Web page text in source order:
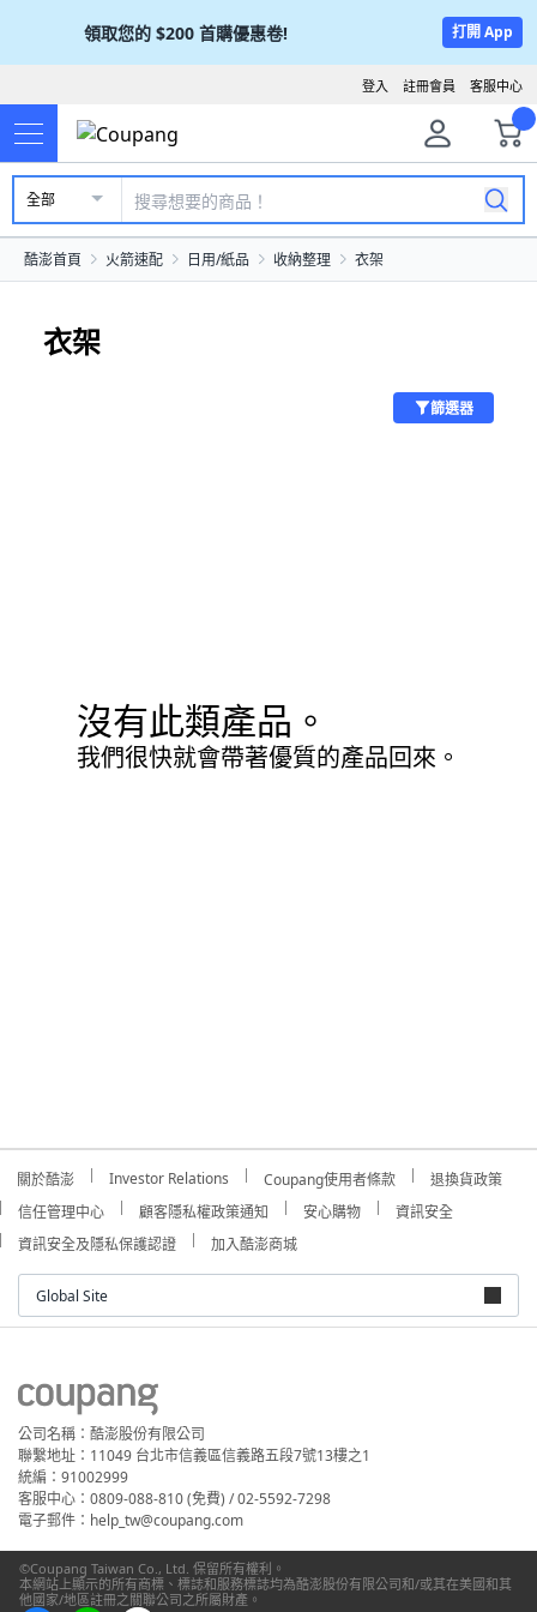
領取您的 $200 首購優惠卷! 打開 App
客服中心
註冊會員
登入
全部
酷澎首頁 火箭速配 日用/紙品 收納整理 衣架
衣架
篩選器
沒有此類產品。
我們很快就會帶著優質的產品回來。
關於酷澎 Investor Relations Coupang使用者條款
退換貨政策
信任管理中心
顧客隱私權政策通知 安心購物
資訊安全
資訊安全及隱私保護認證
加入酷澎商城
Global Site
公司名稱：酷澎股份有限公司
聯繫地址：11049 台北市信義區信義路五段7號13樓之1
統編：91002999
客服中心：0809-088-810 (免費) / 02-5592-7298
電子郵件：help_tw@coupang.com
©Coupang Taiwan Co., Ltd. 保留所有權利。
本網站上顯示的所有商標、標誌和服務標誌均為酷澎股份有限公司和/或其在美國和其
他國家/地區註冊之關聯公司之所屬財產。